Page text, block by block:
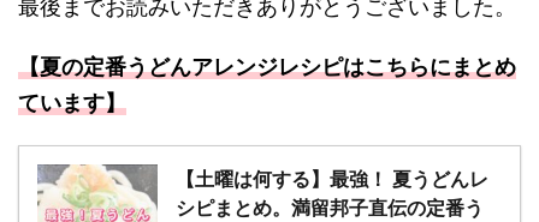
最後までお読みいただきありがとうございました。
【夏の定番うどんアレンジレシピはこちらにまとめ
ています】
【土曜は何する】最強！ 夏うどんレ
シピまとめ。満留邦子直伝の定番う